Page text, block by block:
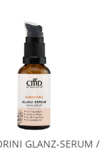
GLANZ-SERUM /